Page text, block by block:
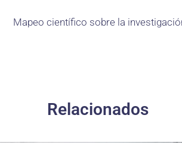
Relacionados